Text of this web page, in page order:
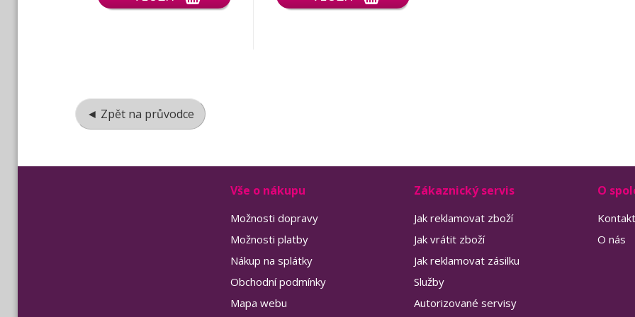
◄ Zpět na průvodce
Vše o nákupu
Možnosti dopravy
Možnosti platby
Nákup na splátky
Obchodní podmínky
Mapa webu
Zákaznický servis
Jak reklamovat zboží
Jak vrátit zboží
Jak reklamovat zásilku
Služby
Autorizované servisy
O
O nás